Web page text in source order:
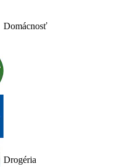
Domácnosť
Drogéria